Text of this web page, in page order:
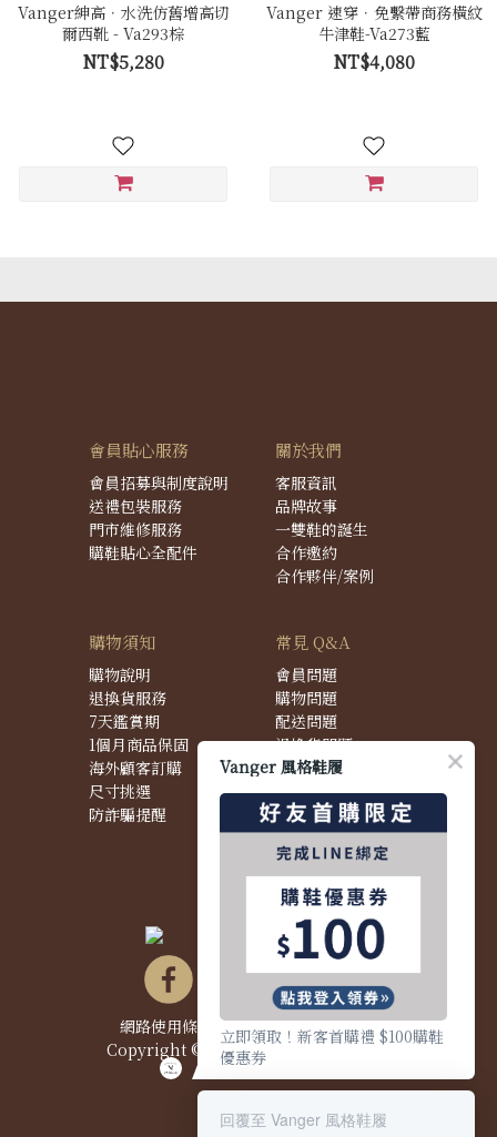
Vanger紳高．水洗仿舊增高切
爾西靴 - Va293棕
NT$5,280
Vanger 速穿．免繫帶商務橫紋
牛津鞋-Va273藍
NT$4,080
會員貼心服務
會員招募與制度說明
送禮包裝服務
門市維修服務
購鞋貼心全配件
關於我們
客服資訊
品牌故事
一雙鞋的誕生
合作邀約
合作夥伴/案例
購物須知
購物說明
退換貨服務
7天鑑賞期
1個月商品保固
海外顧客訂購
尺寸挑選
防詐騙提醒
常見 Q&A
會員問題
購物問題
配送問題
退換貨問題
商品問題
網路使用條款&政策|隱私權聲明|
Copyright © 2021 Vanger 風格鞋履
Vanger 風格鞋履
立即領取！新客首購禮 $100購鞋
優惠券
回覆至 Vanger 風格鞋履